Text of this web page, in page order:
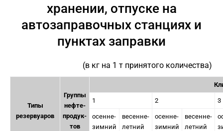
хранении, отпуске на
автозаправочных станциях и
пунктах заправки
(в кг на 1 т принятого количества)
Типы
резервуаров
Группы
нефте-
продук-
тов
1 2 3
осенне-
зимний
весенне-
летний
осенне-
зимний
весенне-
летний